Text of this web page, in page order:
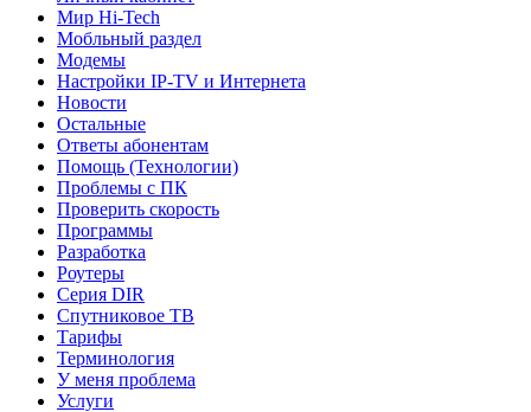
Мир Hi-Tech
Мобльный раздел
Модемы
Настройки IP-TV и Интернета
Новости
Остальные
Ответы абонентам
Помощь (Технологии)
Проблемы с ПК
Проверить скорость
Программы
Разработка
Роутеры
Серия DIR
Спутниковое ТВ
Тарифы
Терминология
У меня проблема
Услуги